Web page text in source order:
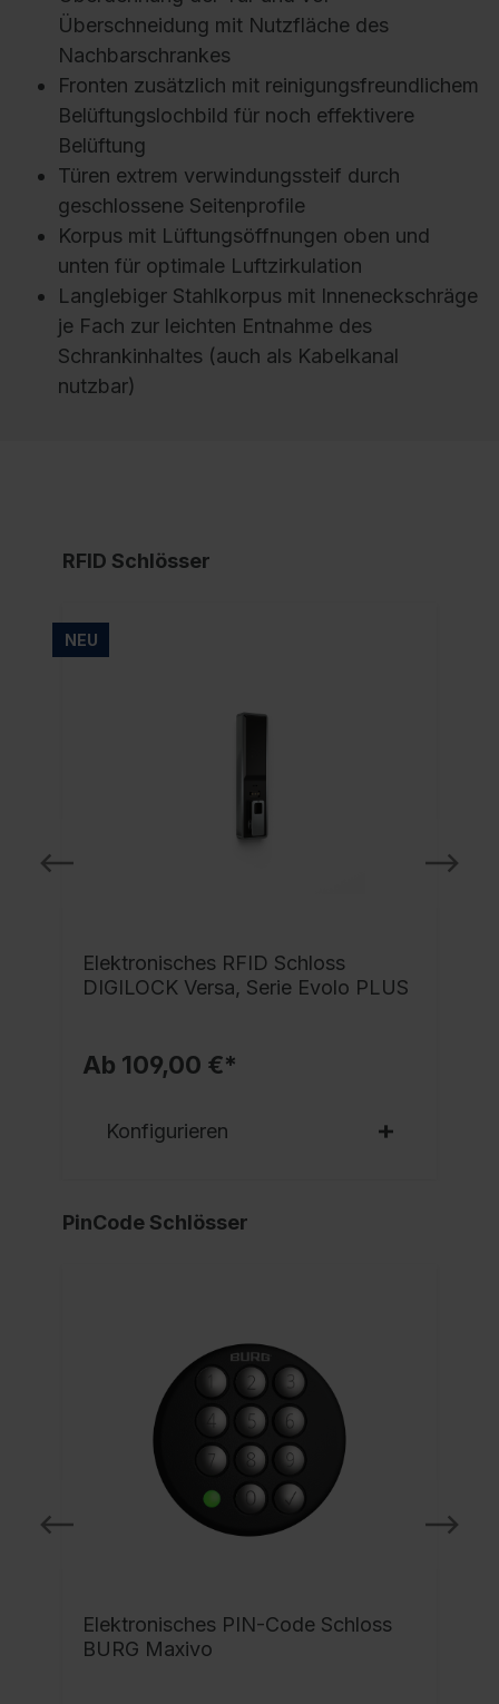
Überschneidung mit Nutzfläche des
Nachbarschrankes
Fronten zusätzlich mit reinigungsfreundlichem
Belüftungslochbild für noch effektivere
Belüftung
Türen extrem verwindungssteif durch
geschlossene Seitenprofile
Korpus mit Lüftungsöffnungen oben und
unten für optimale Luftzirkulation
Langlebiger Stahlkorpus mit Inneneckschräge
je Fach zur leichten Entnahme des
Schrankinhaltes (auch als Kabelkanal
nutzbar)
RFID Schlösser
NEU
Elektronisches RFID Schloss
DIGILOCK Versa, Serie Evolo PLUS
Ab 109,00 €*
Konfigurieren
PinCode Schlösser
Elektronisches PIN-Code Schloss
BURG Maxivo